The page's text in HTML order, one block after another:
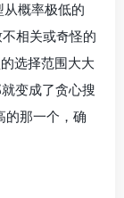
概率极低的
相关或奇怪的
选择范围大大
变成了贪心搜
那一个，确